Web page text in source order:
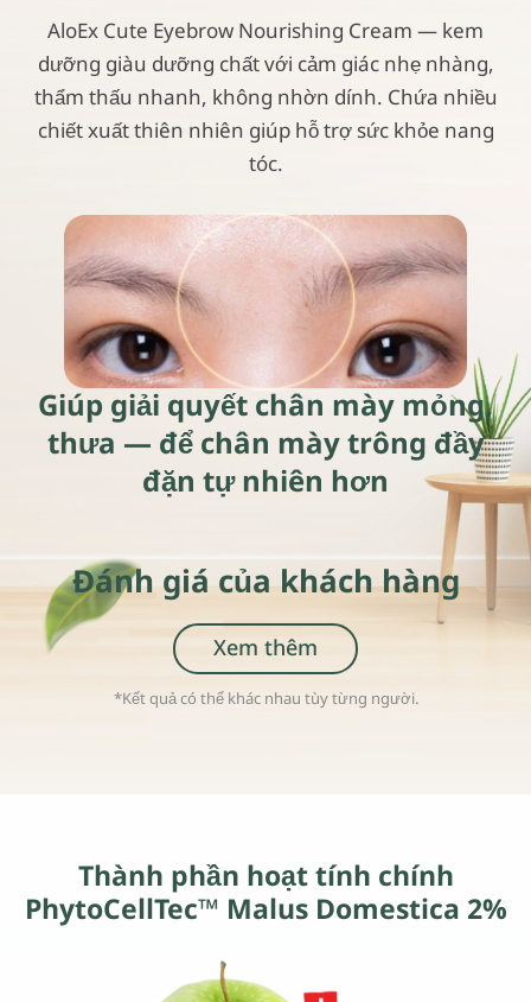
AloEx Cute Eyebrow Nourishing Cream — kem
dưỡng giàu dưỡng chất với cảm giác nhẹ nhàng,
thẩm thấu nhanh, không nhờn dính. Chứa nhiều
chiết xuất thiên nhiên giúp hỗ trợ sức khỏe nang
tóc.
Giúp giải quyết chân mày mỏng,
thưa — để chân màytrông đầy
đặn tự nhiên hơn
Đánh giá của khách hàng
Xem thêm
*Kết quả có thể khác nhau tùy từng người.
Thành phần hoạt tính chính
PhytoCellTec™ Malus Domestica 2%